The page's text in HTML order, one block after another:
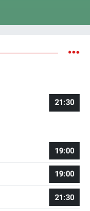
21:30
19:00
19:00
21:30